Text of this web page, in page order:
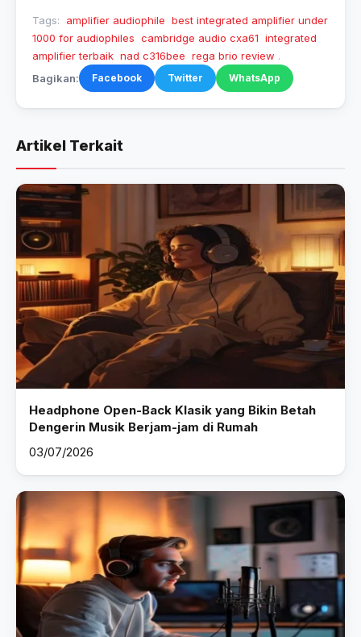
Tags: amplifier audiophile best integrated amplifier under
1000 for audiophiles cambridge audio cxa61 integrated
amplifier terbaik nad c316bee rega brio review .
Bagikan:
Facebook Twitter WhatsApp
Artikel Terkait
Headphone Open-Back Klasik yang Bikin Betah
Dengerin Musik Berjam-jam di Rumah
03/07/2026